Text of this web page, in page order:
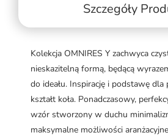
Szczegóły
Kolekcja OMNIRES Y zachwyca
nieskazitelną formą, będącą
do ideału. Inspirację i podstawę
kształt koła. Ponadczasowy,
wzór stworzony w duchu
maksymalne możliwości